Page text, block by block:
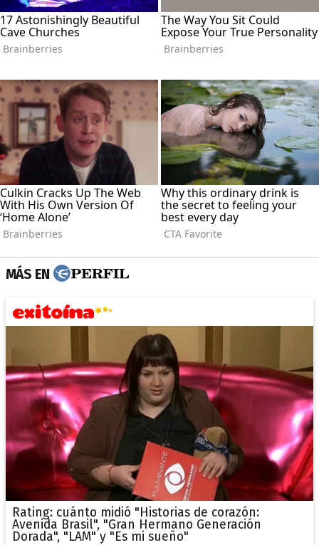
MÁS EN
Rating: cuánto midió "Historias de corazón:
Avenida Brasil", "Gran Hermano Generación
Dorada", "LAM" y "Es mi sueño"